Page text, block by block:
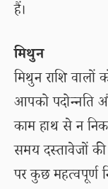
हैं।
मिथुन
मिथुन राशि वालों
आपको पदोन्नति
काम हाथ से न
समय दस्तावेजों
पर कुछ महत्वपूर्ण